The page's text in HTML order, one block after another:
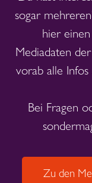
sogar
hier
Mediadaten
vorab alle
Bei Fragen
Zu den